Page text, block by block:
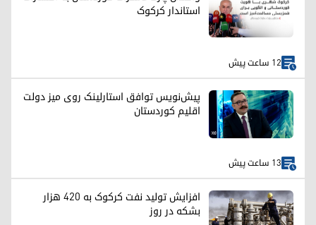
استاندار کرکوک
12 ساعت پیش
پیش‌نویس توافق استارلینک روی میز دولت
اقلیم کوردستان
13 ساعت پیش
افزایش تولید نفت کرکوک به ۴۲۰ هزار
بشکه در روز